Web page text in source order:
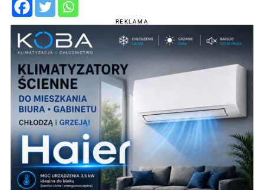
REKLAMA